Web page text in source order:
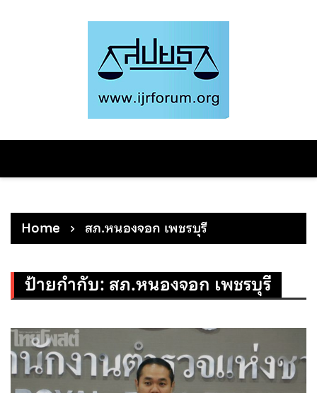
Home สภ.หนองจอก เพชรบุรี
ป้ายกำกับ: สภ.หนองจอก เพชรบุรี